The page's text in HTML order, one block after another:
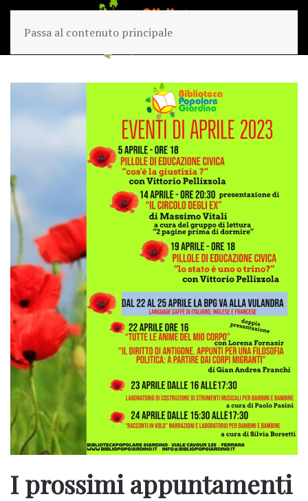
Passa al contenuto principale
I prossimi appuntamenti